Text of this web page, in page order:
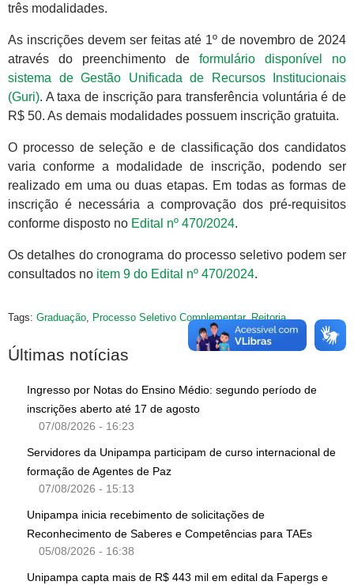
três modalidades.
As inscrições devem ser feitas até 1º de novembro de 2024
através do preenchimento de formulário disponível no
sistema de Gestão Unificada de Recursos Institucionais
(Guri). A taxa de inscrição para transferência voluntária é de
R$ 50. As demais modalidades possuem inscrição gratuita.
O processo de seleção e de classificação dos candidatos
varia conforme a modalidade de inscrição, podendo ser
realizado em uma ou duas etapas. Em todas as formas de
inscrição é necessária a comprovação dos pré-requisitos
conforme disposto no Edital nº 470/2024.
Os detalhes do cronograma do processo seletivo podem ser
consultados no item 9 do Edital nº 470/2024.
Tags: Graduação, Processo Seletivo Complementar,Reitoria
Últimas notícias
Ingresso por Notas do Ensino Médio: segundo período de
inscrições aberto até 17 de agosto
07/08/2026 - 16:23
Servidores da Unipampa participam de curso internacional de
formação de Agentes de Paz
07/08/2026 - 15:13
Unipampa inicia recebimento de solicitações de
Reconhecimento de Saberes e Competências para TAEs
05/08/2026 - 16:38
Unipampa capta mais de R$ 443 mil em edital da Fapergs e